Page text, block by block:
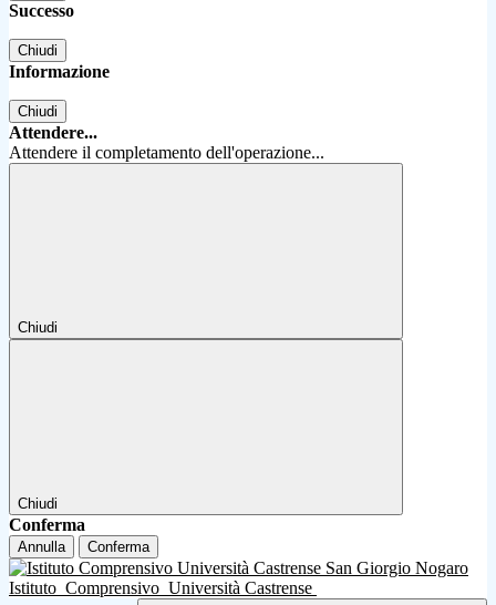
Successo
Chiudi
Informazione
Chiudi
Attendere...
Attendere il completamento dell'operazione...
Chiudi
Chiudi
Conferma
Annulla Conferma
Istituto Comprensivo Università Castrense